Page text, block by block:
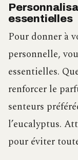
essentielles
Pour donner à
personnelle,
essentielles.
renforcer le
senteurs
l’eucalyptus.
pour éviter